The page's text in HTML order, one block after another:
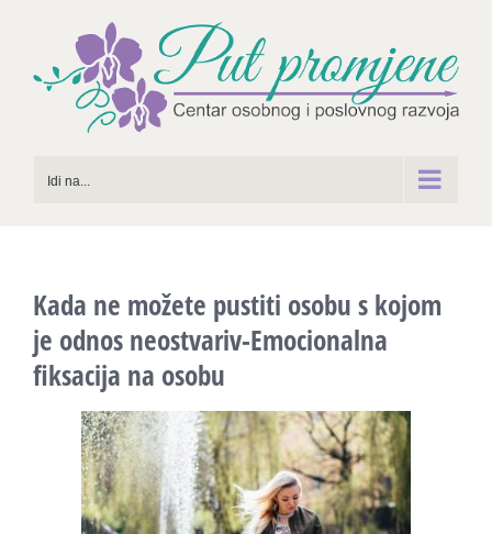
content
Idi na...
Kada ne možete pustiti osobu s kojom
je odnos neostvariv-Emocionalna
fiksacija na osobu